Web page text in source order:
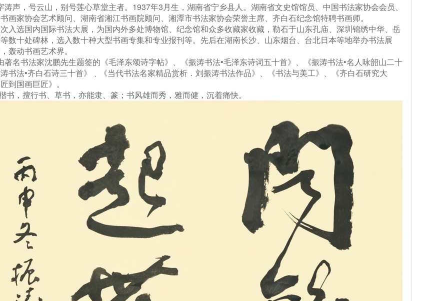
涛声，号云山，别号莲心草堂主者。1937年3月生，湖南省宁乡县人。湖南省文史馆馆员、中国书法家协会会员、
画家协会艺术顾问、湖南省湘江书画院顾问、湘潭市书法家协会荣誉主席、齐白石纪念馆特聘书画师。
入选国内国际书法大展，为国内外多处博物馆、纪念馆和众多收藏家收藏，勒石于山东孔庙、深圳锦绣中华、岳
数十处碑林，选入数十种大型书画专集和专业报刊等。先后在湖南长沙、山东烟台、台北日本等地举办书法展
轰动书画艺术界。
书法家沈鹏先生题签的《毛泽东颂诗字帖》、《振涛书法•毛泽东诗词五十首》、《振涛书法•名人咏韶山二十
书法•齐白石诗三十首》﹑《当代书法名家精品赏析．刘振涛书法作品》、《书法与美工》、《齐白石研究大
到国画巨匠》。
擅行书、草书，亦能隶、篆；书风雄而秀，雅而健，沉着痛快。